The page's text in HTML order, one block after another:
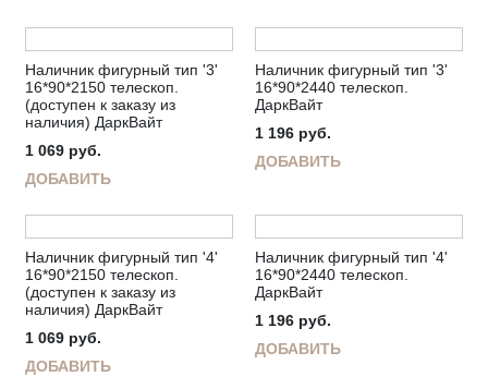
Наличник фигурный тип '3'
16*90*2150 телескоп.
(доступен к заказу из
наличия) ДаркВайт
1 069 руб.
ДОБАВИТЬ
Наличник фигурный тип '3'
16*90*2440 телескоп.
ДаркВайт
1 196 руб.
ДОБАВИТЬ
Наличник фигурный тип '4'
16*90*2150 телескоп.
(доступен к заказу из
наличия) ДаркВайт
1 069 руб.
ДОБАВИТЬ
Наличник фигурный тип '4'
16*90*2440 телескоп.
ДаркВайт
1 196 руб.
ДОБАВИТЬ